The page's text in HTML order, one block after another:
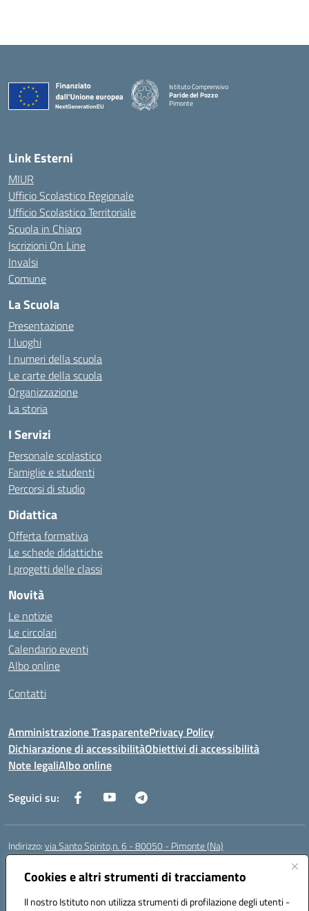
Cookies e altri strumenti di tracciamento
Il nostro Istituto non utilizza strumenti di profilazione degli utenti -
Istituto Comprensivo
Paride del Pozzo
Pimonte
Link Esterni
MIUR
Ufficio Scolastico Regionale
Ufficio Scolastico Territoriale
Scuola in Chiaro
Iscrizioni On Line
Invalsi
Comune
La Scuola
Presentazione
I luoghi
I numeri della scuola
Le carte della scuola
Organizzazione
La storia
I Servizi
Personale scolastico
Famiglie e studenti
Percorsi di studio
Didattica
Offerta formativa
Le schede didattiche
I progetti delle classi
Novità
Le notizie
Le circolari
Calendario eventi
Albo online
Contatti
Amministrazione TrasparentePrivacy Policy
Dichiarazione di accessibilitàObiettivi di accessibilità
Note legaliAlbo online
Seguici su:
Indirizzo:via Santo Spirito,n. 6 - 80050 - Pimonte (Na)
Centralino:
Posta elettronica certificata (PEC):naic86400x@pec.istruzione.it
Codice fiscale: 82008870634